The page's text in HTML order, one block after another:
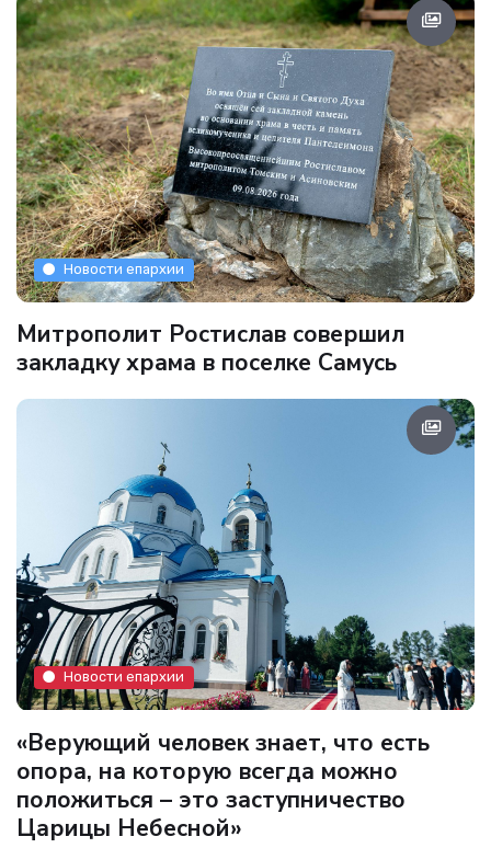
Новости епархии
Митрополит Ростислав совершил
закладку храма в поселке Самусь
Новости епархии
«Верующий человек знает, что есть
опора, на которую всегда можно
положиться – это заступничество
Царицы Небесной»